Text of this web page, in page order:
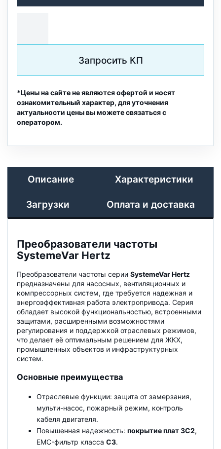
Запросить КП
*Цены на сайте не являются офертой и носят
ознакомительный характер, для уточнения
актуальности цены вы можете связаться с
оператором.
Описание Характеристики
Загрузки Оплата и доставка
Преобразователи частоты
SystemeVar Hertz
Преобразователи частоты серии SystemeVar Hertz
предназначены для насосных, вентиляционных и
компрессорных систем, где требуется надежная и
энергоэффективная работа электропривода. Серия
обладает высокой функциональностью, встроенными
защитами, расширенными возможностями
регулирования и поддержкой отраслевых режимов,
что делает её оптимальным решением для ЖКХ,
промышленных объектов и инфраструктурных
систем.
Основные преимущества
Отраслевые функции: защита от замерзания,
мульти-насос, пожарный режим, контроль
кабеля двигателя.
Повышенная надежность: покрытие плат 3C2,
EMC-фильтр класса C3.